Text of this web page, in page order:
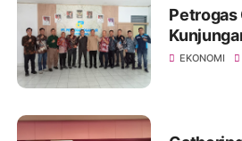
Petrogas
Gas
EKONOMI